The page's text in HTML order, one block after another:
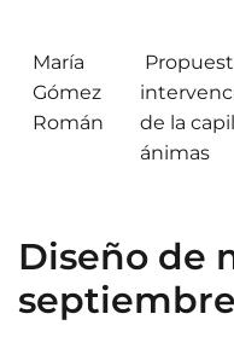
María
Gómez
Román
de la
ánimas
Diseño de
septiembre